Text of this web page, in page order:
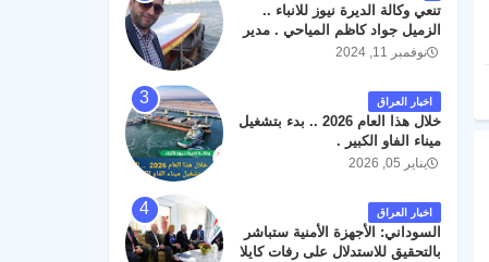
تنعي وكالة الديرة نيوز للانباء ..
الزميل جواد كاظم المياحي . مدير
الخطوط الجوية العراقية السابق
البصرة الدولي اليوم الاثنين على
الطريق المؤدي من البوابة
الرئيسة الى صالة المسافرين .
حيث كان سبب الحادث يعود
لتصادم عجلته مع عجلة نوع كيا بنكو
مطار البصرة الدولي . سائلين الله
عز وجل ان يتغمد الفقيد بواسع
رحمته ، و انا لله وانا اليه راجعون .
نوفمبر 11, 2024
اخبار العراق
خلال هذا العام 2026 .. بدء بتشغيل
ميناء الفاو الكبير .
يناير 05, 2026
اخبار العراق
السوداني: الأجهزة الأمنية ستباشر
بالتحقيق للاستدلال على رفات كايلا